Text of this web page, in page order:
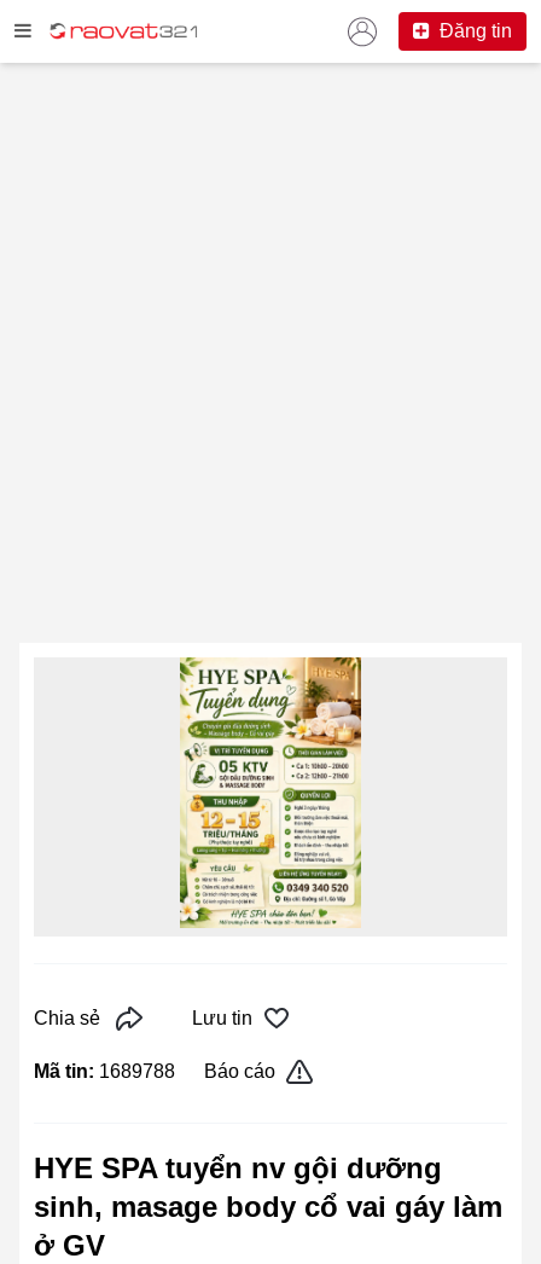
Đăng tin
Chia sẻ Lưu tin
Mã tin: 1689788 Báo cáo
HYE SPA tuyển nv gội dưỡng
sinh, masage body cổ vai gáy làm
ở GV